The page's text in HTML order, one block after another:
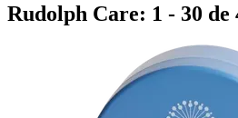
Rudolph Care: 1 - 30 de